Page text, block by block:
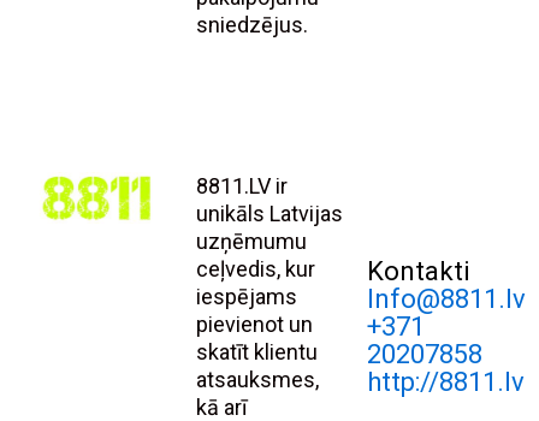
sniedzējus.
8811.LV ir
unikāls Latvijas
uzņēmumu
ceļvedis, kur
iespējams
pievienot un
skatīt klientu
atsauksmes,
kā arī
Kontakti
Info@8811.lv
+371
20207858
http://8811.lv